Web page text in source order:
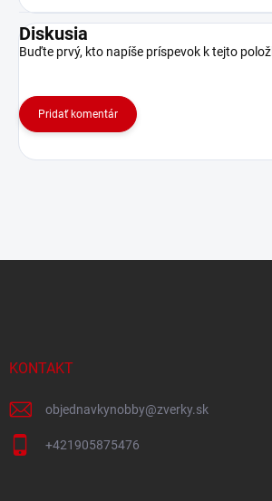
Diskusia
Buďte prvý, kto napíše príspevok k tejto
Pridať komentár
KONTAKT
objednavkynobby@zverky.sk
+421905875476